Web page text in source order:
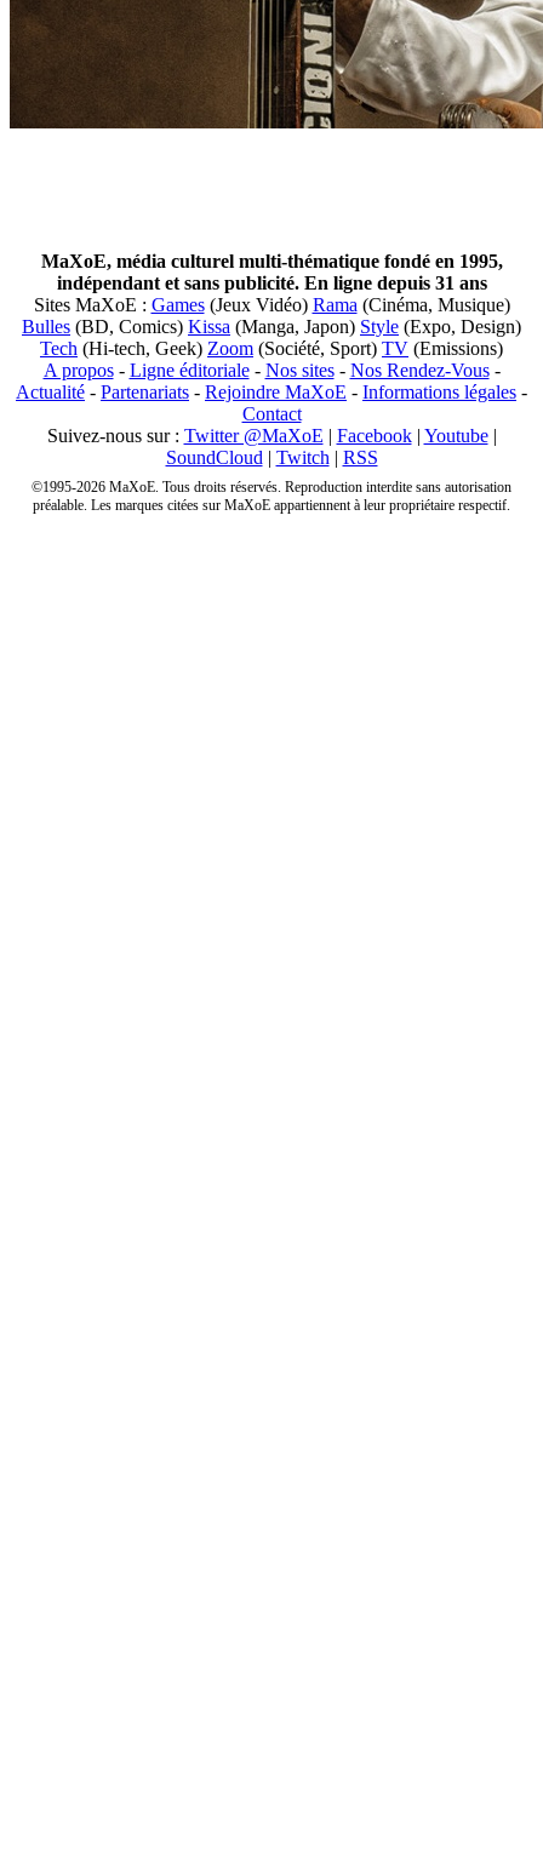
MaXoE, média culturel multi-thématique fondé en 1995,
indépendant et sans publicité. En ligne depuis 31 ans
Sites MaXoE : Games(Jeux Vidéo) Rama (Cinéma, Musique)
Bulles (BD, Comics) Kissa (Manga, Japon) Style (Expo, Design)
Tech (Hi-tech, Geek) Zoom (Société, Sport) TV (Emissions)
A propos- Ligne éditoriale- Nos sites- Nos Rendez-Vous-
Actualité - Partenariats - Rejoindre MaXoE - Informations légales -
Contact
Suivez-nous sur : Twitter @MaXoE | Facebook| Youtube|
SoundCloud | Twitch | RSS
©1995-2026 MaXoE. Tous droits réservés. Reproduction interdite sans autorisation
préalable. Les marques citées sur MaXoE appartiennent à leur propriétaire respectif.